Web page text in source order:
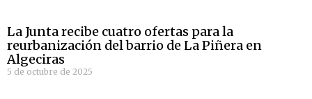
La Junta recibe cuatro ofertas para la
reurbanización del barrio de La Piñera en
Algeciras
5 de octubre de 2025